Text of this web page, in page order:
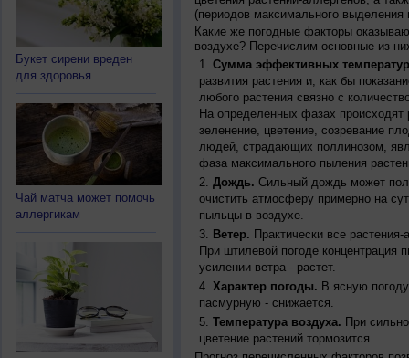
Букет сирени вреден
для здоровья
Чай матча может помочь
аллергикам
(периодов максимального
Какие же погодные факторы
воздухе? Перечислим основные из
Сумма эффективных
развития растения и, как бы
любого растения связно с
На определенных фазах происходят
зеленение, цветение, созревание
людей, страдающих поллинозом,
фаза максимального пыления
Дождь. Сильный дождь может
очистить атмосферу примерно на
пыльцы в воздухе.
Ветер. Практически все
При штилевой погоде
усилении ветра - растет.
Характер погоды. В ясную
пасмурную - снижается.
Температура воздуха. При
цветение растений тормозится.